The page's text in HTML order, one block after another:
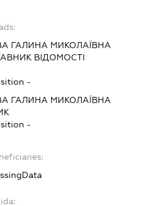
ГАЛИНА МИКОЛАЇВНА
ВІДОМОСТІ
-
ГАЛИНА МИКОЛАЇВНА
-